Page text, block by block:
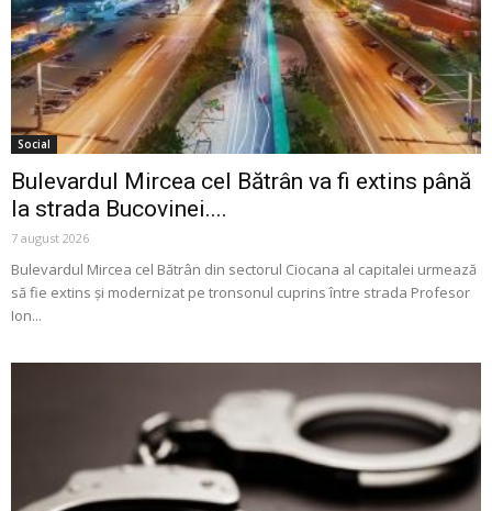
Social
Bulevardul Mircea cel Bătrân va fi extins până
la strada Bucovinei....
7 august 2026
Bulevardul Mircea cel Bătrân din sectorul Ciocana al capitalei urmează
să fie extins și modernizat pe tronsonul cuprins între strada Profesor
Ion...